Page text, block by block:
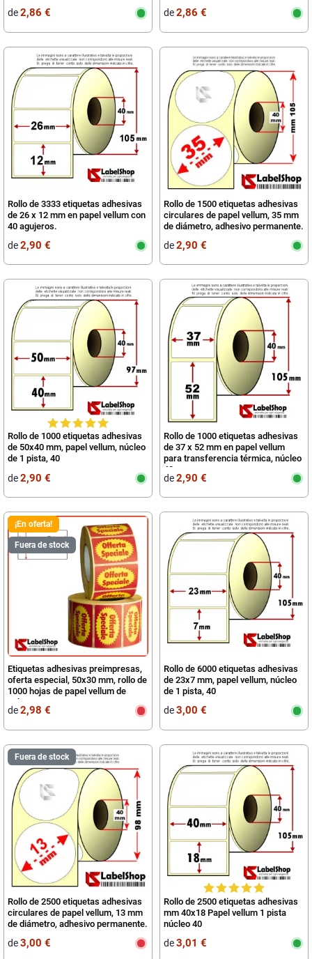
de2,86 € de2,86 €
Rollo de 3333 etiquetas adhesivas
de 26 x 12 mm en papel vellum con
40 agujeros.
de2,90 €
Rollo de 1500 etiquetas adhesivas
circulares de papel vellum, 35 mm
de diámetro, adhesivo permanente.
de2,90 €
Rollo de 1000 etiquetas adhesivas
de 50x40 mm, papel vellum, núcleo
de 1 pista, 40
de2,90 €
Rollo de 1000 etiquetas adhesivas
de 37 x 52 mm en papel vellum
para transferencia térmica, núcleo
40
de2,90 €
¡En oferta!
Fuera de stock
Etiquetas adhesivas preimpresas,
oferta especial, 50x30 mm, rollo de
1000 hojas de papel vellum de
color.
de2,98 €
Rollo de 6000 etiquetas adhesivas
de 23x7 mm, papel vellum, núcleo
de 1 pista, 40
de3,00 €
Fuera de stock
Rollo de 2500 etiquetas adhesivas
circulares de papel vellum, 13 mm
de diámetro, adhesivo permanente.
de3,00 €
Rollo de 2500 etiquetas adhesivas
mm 40x18 Papel vellum 1 pista
núcleo 40
de3,01 €